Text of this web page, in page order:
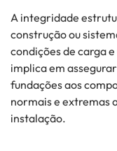
A integridade
construção ou
condições de carga
implica em
fundações aos
normais e extremas
instalação.